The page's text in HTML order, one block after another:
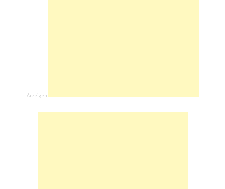
Anzeigen